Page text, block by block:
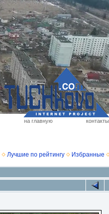
на главную
контакты
Лучшие по рейтингу Избранные